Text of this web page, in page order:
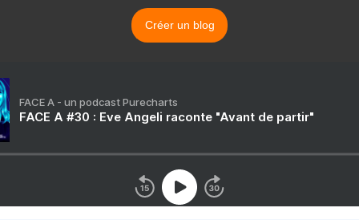
Créer un blog
FACE A - un podcast Purecharts
FACE A #30 : Eve Angeli raconte "Avant de partir"